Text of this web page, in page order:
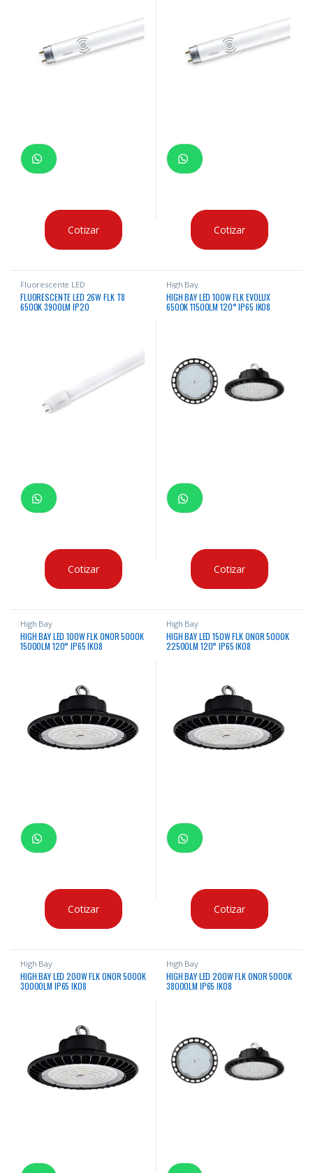
Cotizar Cotizar
Fluorescente LED
FLUORESCENTE LED 26W FLK T8
6500K 3900LM IP20
Cotizar
High Bay
HIGH BAY LED 100W FLK EVOLUX
6500K 11500LM 120° IP65 IK08
Cotizar
High Bay
HIGH BAY LED 100W FLK ONOR 5000K
15000LM 120° IP65 IK08
Cotizar
High Bay
HIGH BAY LED 150W FLK ONOR 5000K
22500LM 120° IP65 IK08
Cotizar
High Bay
HIGH BAY LED 200W FLK ONOR 5000K
30000LM IP65 IK08
High Bay
HIGH BAY LED 200W FLK ONOR 5000K
38000LM IP65 IK08